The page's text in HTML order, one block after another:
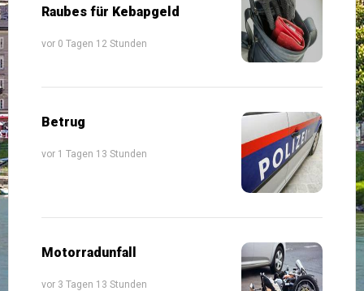
Raubes für Kebapgeld
vor 0 Tagen 12 Stunden
Betrug
vor 1 Tagen 13 Stunden
Motorradunfall
vor 3 Tagen 13 Stunden